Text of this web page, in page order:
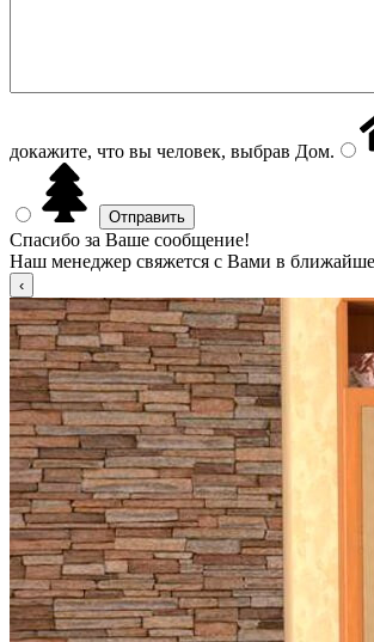
докажите, что вы человек, выбрав Дом.
Спасибо за Ваше сообщение!
Наш менеджер свяжется с Вами в